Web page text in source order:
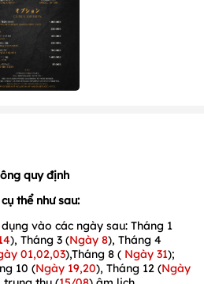
quy định
thể như sau:
vào các ngày sau: Tháng 1
), Tháng 3 (Ngày 8), Tháng 4
01,02,03),Tháng 8 ( Ngày 31);
10 (Ngày 19,20), Tháng 12 (Ngày